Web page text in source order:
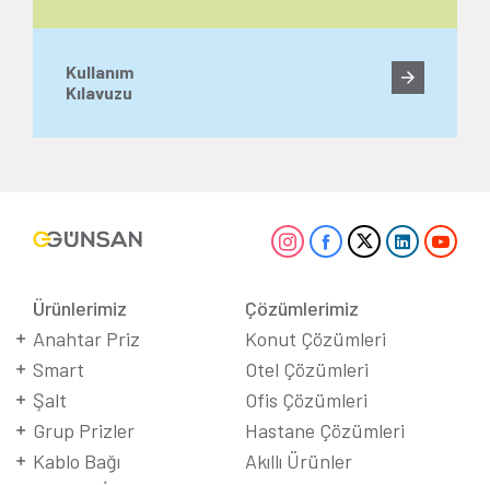
Kullanım
Kılavuzu
Ürünlerimiz
Anahtar Priz
Smart
Şalt
Grup Prizler
Kablo Bağı
Çözümlerimiz
Konut Çözümleri
Otel Çözümleri
Ofis Çözümleri
Hastane Çözümleri
Akıllı Ürünler